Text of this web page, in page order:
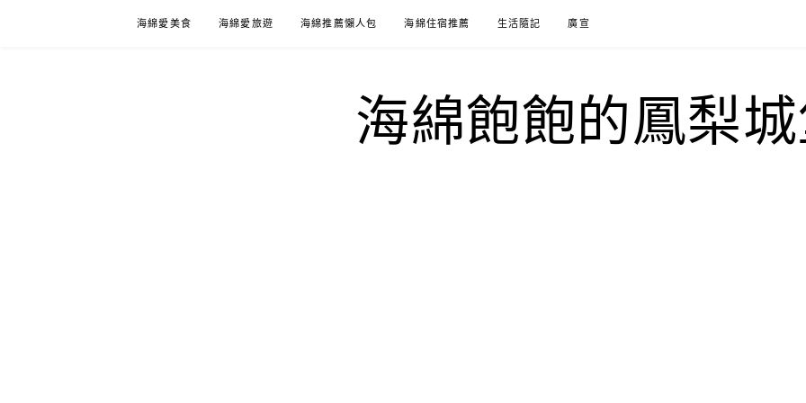
海綿愛美食 海綿愛旅遊 海綿推薦懶人包 海綿住宿推薦 生活隨記 廣宣
海綿飽飽的鳳梨